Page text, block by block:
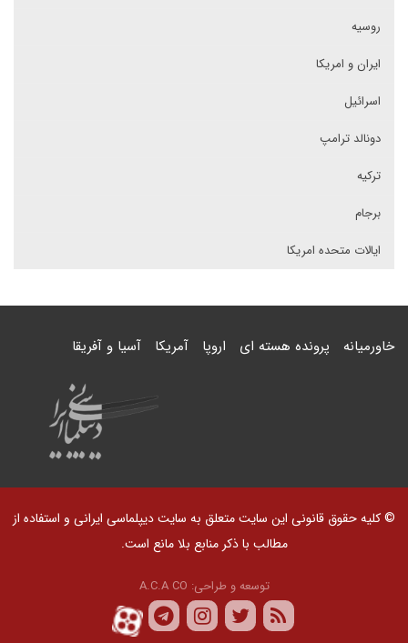
روسیه
ایران و امریکا
اسرائیل
دونالد ترامپ
ترکیه
برجام
ایالات متحده امریکا
خاورمیانه پرونده هسته ای اروپا آمریکا آسیا و آفریقا
© کلیه حقوق قانونی این سایت متعلق به سایت دیپلماسی ایرانی و استفاده از
مطالب با ذکر منابع بلا مانع است.
توسعه و طراحی: A.C.A CO